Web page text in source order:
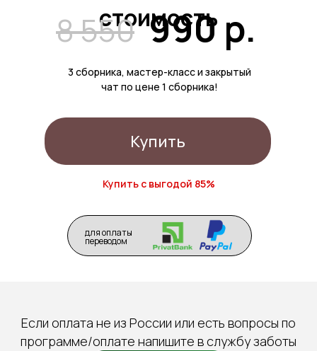
Купить
3 сборника, мастер-класс и закрытый
чат по цене 1 сборника!
стоимость
8 550 990 р.
для оплаты
переводом
Купить с выгодой 85%
Если оплата не из России или есть вопросы по
программе/оплате напишите в службу заботы